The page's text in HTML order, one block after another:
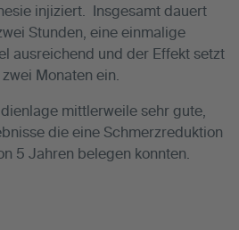
injiziert. Insgesamt dauert
Stunden, eine einmalige
ausreichend und der Effekt setzt
Monaten ein.
mittlerweile sehr gute,
die eine Schmerzreduktion
5 Jahren belegen konnten.